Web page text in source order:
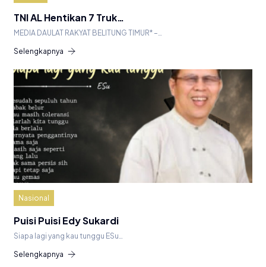
TNI AL Hentikan 7 Truk…
MEDIA DAULAT RAKYAT BELITUNG TIMUR* –…
Selengkapnya
Nasional
Puisi Puisi Edy Sukardi
Siapa lagi yang kau tunggu ESu…
Selengkapnya